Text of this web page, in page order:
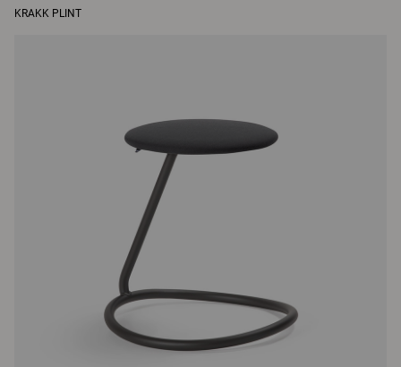
KRAKK PLINT